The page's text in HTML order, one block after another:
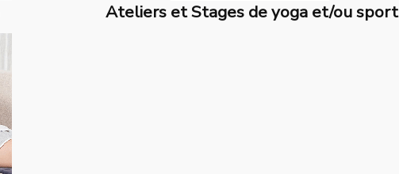
Ateliers et Stages de yoga et/ou sport